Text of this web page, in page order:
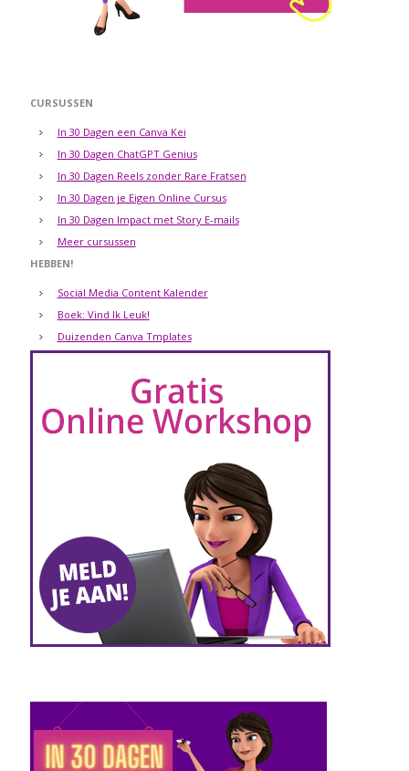
CURSUSSEN
In 30 Dagen een Canva Kei
In 30 Dagen ChatGPT Genius
In 30 Dagen Reels zonder Rare Fratsen
In 30 Dagen je Eigen Online Cursus
In 30 Dagen Impact met Story E-mails
Meer cursussen
HEBBEN!
Social Media Content Kalender
Boek: Vind Ik Leuk!
Duizenden Canva Tmplates